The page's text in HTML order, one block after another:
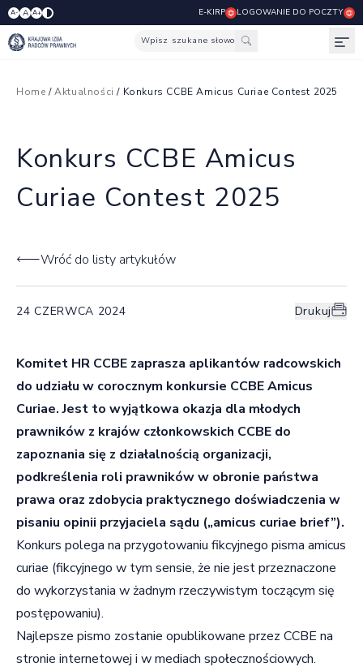
A- A A+ E-KIRP LOGOWANIE DO POCZTY
Wpisz szukane słowo
Home /Aktualności / Konkurs CCBE Amicus Curiae Contest 2025
Konkurs CCBE Amicus
Curiae Contest 2025
Wróć do listy artykułów
24 CZERWCA 2024 Drukuj
Komitet HR CCBE zaprasza aplikantów radcowskich
do udziału w corocznym konkursie CCBE Amicus
Curiae. Jest to wyjątkowa okazja dla młodych
prawników z krajów członkowskich CCBE do
zapoznania się z działalnością organizacji,
podkreślenia roli prawników w obronie państwa
prawa oraz zdobycia praktycznego doświadczenia w
pisaniu opinii przyjaciela sądu („amicus curiae brief”).
Konkurs polega na przygotowaniu fikcyjnego pisma amicus
curiae (fikcyjnego w tym sensie, że nie jest przeznaczone
do wykorzystania w żadnym rzeczywistym toczącym się
postępowaniu).
Najlepsze pismo zostanie opublikowane przez CCBE na
stronie internetowej i w mediach społecznościowych.